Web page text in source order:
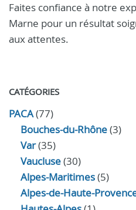
Faites confiance à notre
Marne pour un résultat
aux attentes.
CATÉGORIES
PACA(77)
Bouches-du-Rhône(3)
Var(35)
Vaucluse(30)
Alpes-Maritimes(5)
Alpes-de-Haute-